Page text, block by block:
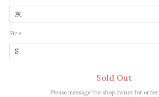
Size
Sold Out
Please message the shop owner for